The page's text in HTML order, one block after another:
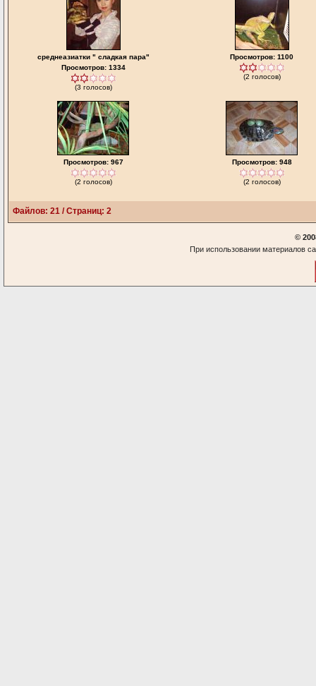
среднеазиатки " сладкая пара"
Просмотров: 1334
(3 голосов)
Просмотров: 1100
(2 голосов)
Просмотров: 967
(2 голосов)
Просмотров: 948
(2 голосов)
Файлов: 21 / Страниц: 2
©
При использовании материалов